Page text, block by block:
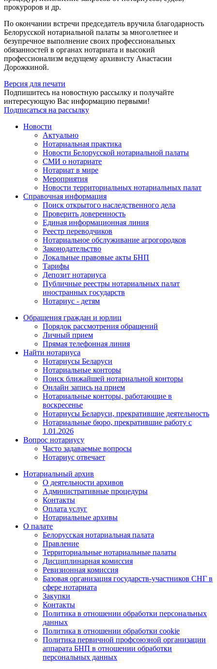
прокуроров и др.
По окончании встречи председатель вручила благодарность
Белорусской нотариальной палаты за многолетнее и
безупречное выполнение своих профессиональных
обязанностей в органах нотариата и высокий
профессионализм ведущему архивисту Анастасии
Дорожкиной.
Версия для печати
Подпишитесь на новостную рассылку и получайте
интересующую Вас информацию первыми!
Подписаться на рассылку
Новости
Актуально
Нотариальная практика
Новости Белорусской нотариальной палаты
СМИ о нотариате
Нотариат в мире
Мероприятия
Новости территориальных нотариальных палат
Справочная информация
Поиск открытого наследственного дела
Проверить доверенность
Единая информационная линия
Реестр переводчиков
Нотариальное обслуживание агрогородков
Законодательство
Локальные правовые акты БНП
Тарифы
Депозит нотариуса
Публичные реестры нотариальных палат
иностранных государств
Нотариус - детям
Обращения граждан и юрлиц
Порядок рассмотрения обращений
Личный прием
Прямая телефонная линия
Найти нотариуса
Нотариусы Беларуси
Нотариальные конторы
Поиск ближайшей нотариальной конторы
Онлайн запись на прием
Нотариальные конторы, работающие в
воскресенье
Нотариусы Беларуси, прекратившие деятельность
Нотариальные бюро, прекратившие работу с
1.01.2026
Вопрос нотариусу
Часто задаваемые вопросы
Нотариус отвечает
Нотариальный архив
О деятельности архивов
Административные процедуры
Контакты
Оплата услуг
Нотариальные архивы
О палате
Белорусская нотариальная палата
Правление
Территориальные нотариальные палаты
Дисциплинарная комиссия
Ревизионная комиссия
Базовая организация государств-участников СНГ в
сфере нотариата
Закупки
Контакты
Политика в отношении обработки персональных
данных
Политика в отношении обработки cookie
Политика первичной профсоюзной организации
аппарата БНП в отношении обработки
персональных данных